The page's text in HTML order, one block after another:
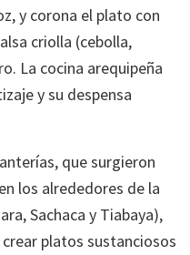
y corona el plato con
criolla (cebolla,
La cocina arequipeña
y su despensa
que surgieron
los alrededores de la
Sachaca y Tiabaya),
platos sustanciosos